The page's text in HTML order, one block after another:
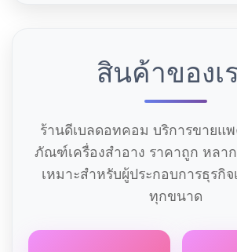
สินค้าของเ
ร้านดีเบลดอทคอม บริการขายแพ
ภัณฑ์เครื่องสำอาง ราคาถูก หลา
เหมาะสำหรับผู้ประกอบการธุรกิจ
ทุกขนาด